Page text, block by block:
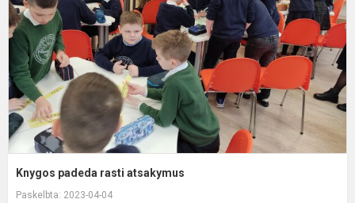
Knygos padeda rasti atsakymus
Paskelbta: 2023-04-04